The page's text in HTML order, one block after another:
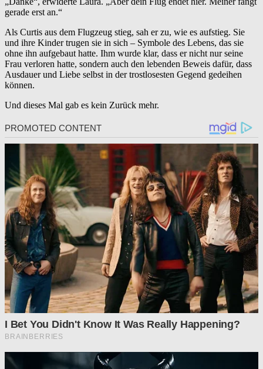
gerade erst an.“
Als Curtis aus dem Flugzeug stieg, sah er zu, wie es aufstieg. Sie
und ihre Kinder trugen sie in sich – Symbole des Lebens, das sie
ohne ihn aufgebaut hatte. Ihm wurde klar, dass er nicht nur seine
Frau verloren hatte, sondern auch den lebenden Beweis dafür, dass
Ausdauer und Liebe selbst in der trostlosesten Gegend gedeihen
können.
Und dieses Mal gab es kein Zurück mehr.